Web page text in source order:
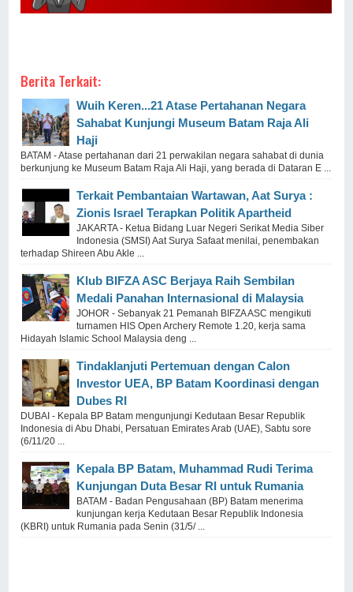
Berita Terkait:
Wuih Keren...21 Atase Pertahanan Negara
Sahabat Kunjungi Museum Batam Raja Ali
Haji
BATAM - Atase pertahanan dari 21 perwakilan negara sahabat di dunia
berkunjung ke Museum Batam Raja Ali Haji, yang berada di Dataran E ...
Terkait Pembantaian Wartawan, Aat Surya :
Zionis Israel Terapkan Politik Apartheid
JAKARTA - Ketua Bidang Luar Negeri Serikat Media Siber
Indonesia (SMSI) Aat Surya Safaat menilai, penembakan
terhadap Shireen Abu Akle ...
Klub BIFZA ASC Berjaya Raih Sembilan
Medali Panahan Internasional di Malaysia
JOHOR - Sebanyak 21 Pemanah BIFZA ASC mengikuti
turnamen HIS Open Archery Remote 1.20, kerja sama
Hidayah Islamic School Malaysia deng ...
Tindaklanjuti Pertemuan dengan Calon
Investor UEA, BP Batam Koordinasi dengan
Dubes RI
DUBAI - Kepala BP Batam mengunjungi Kedutaan Besar Republik
Indonesia di Abu Dhabi, Persatuan Emirates Arab (UAE), Sabtu sore
(6/11/20 ...
Kepala BP Batam, Muhammad Rudi Terima
Kunjungan Duta Besar RI untuk Rumania
BATAM - Badan Pengusahaan (BP) Batam menerima
kunjungan kerja Kedutaan Besar Republik Indonesia
(KBRI) untuk Rumania pada Senin (31/5/ ...